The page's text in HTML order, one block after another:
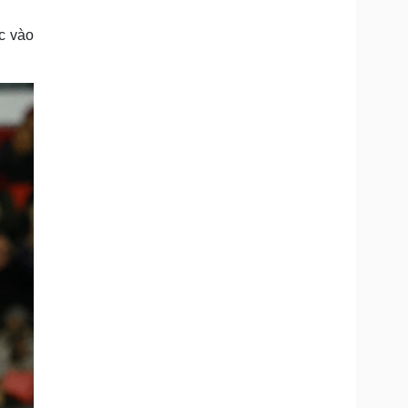
nhân
lịch
vấn
Săn Tour
in
vào